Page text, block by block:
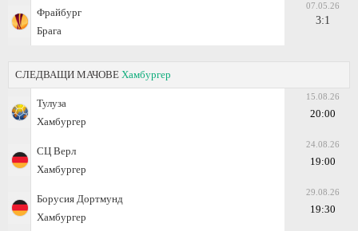
Фрайбург
Брага
07.05.26
3:1
СЛЕДВАЩИ МАЧОВЕ Хамбургер
Тулуза
Хамбургер
15.08.26
20:00
СЦ Верл
Хамбургер
24.08.26
19:00
Борусия Дортмунд
Хамбургер
29.08.26
19:30